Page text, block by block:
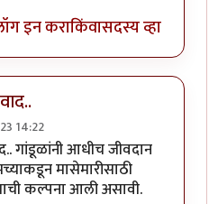
इन कराकिंवासदस्य व्हा
14:22
आवडला. आमच्याby
गांडूळांनी आधीच जीवदान
मासेमारीसाठी
कल्पना आली असावी.